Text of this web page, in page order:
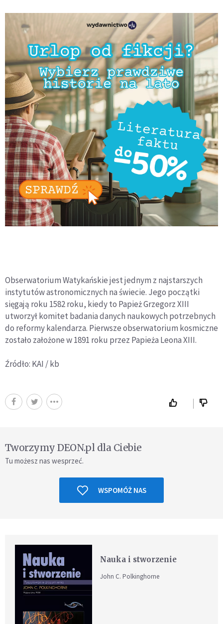
Obserwatorium Watykańskie jest jednym z najstarszych
instytutów astronomicznych na świecie. Jego początki
sięgają roku 1582 roku, kiedy to Papież Grzegorz XIII
utworzył komitet badania danych naukowych potrzebnych
do reformy kalendarza. Pierwsze obserwatorium kosmiczne
zostało założone w 1891 roku przez Papieża Leona XIII.
Źródło: KAI / kb
Tworzymy DEON.pl dla Ciebie
Tu możesz nas wesprzeć.
WSPOMÓŻ NAS
Nauka i stworzenie
John C. Polkinghorne